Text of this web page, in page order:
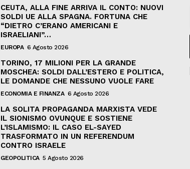
CEUTA, ALLA FINE ARRIVA IL CONTO: NUOVI
SOLDI UE ALLA SPAGNA. FORTUNA CHE
“DIETRO C’ERANO AMERICANI E
ISRAELIANI”…
EUROPA 6 Agosto 2026
TORINO, 17 MILIONI PER LA GRANDE
MOSCHEA: SOLDI DALL’ESTERO E POLITICA,
LE DOMANDE CHE NESSUNO VUOLE FARE
ECONOMIA E FINANZA 6 Agosto 2026
LA SOLITA PROPAGANDA MARXISTA VEDE
IL SIONISMO OVUNQUE E SOSTIENE
L’ISLAMISMO: IL CASO EL-SAYED
TRASFORMATO IN UN REFERENDUM
CONTRO ISRAELE
GEOPOLITICA 5 Agosto 2026